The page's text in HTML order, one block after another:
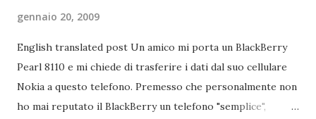
gennaio 20, 2009
English translated post Un amico mi porta un BlackBerry
Pearl 8110 e mi chiede di trasferire i dati dal suo cellulare
Nokia a questo telefono. Premesso che personalmente non
ho mai reputato il BlackBerry un telefono "semplice",